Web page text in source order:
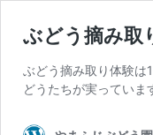
ぶどう摘み取
ぶどう摘み取り体験は
どうたちが実ってい